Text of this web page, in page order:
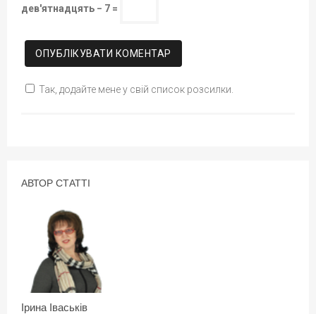
дев'ятнадцять − 7 =
Так, додайте мене у свій список розсилки.
АВТОР СТАТТІ
Ірина Іваськів